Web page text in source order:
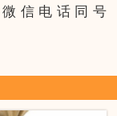
信电话同号